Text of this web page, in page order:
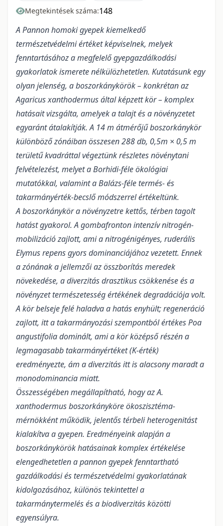
Megtekintések száma:148
A Pannon homoki gyepek kiemelkedő
természetvédelmi értéket képviselnek, melyek
fenntartásához a megfelelő gyepgazdálkodási
gyakorlatok ismerete nélkülözhetetlen. Kutatásunk egy
olyan jelenség, a boszorkánykörök – konkrétan az
Agaricus xanthodermus által képzett kör – komplex
hatásait vizsgálta, amelyek a talajt és a növényzetet
egyaránt átalakítják. A 14 m átmérőjű boszorkánykör
különböző zónáiban összesen 288 db, 0,5m × 0,5 m
területű kvadráttal végeztünk részletes növénytani
felvételezést, melyet a Borhidi-féle ökológiai
mutatókkal, valamint a Balázs-féle termés- és
takarmányérték-becslő módszerrel értékeltünk.
A boszorkánykör a növényzetre kettős, térben tagolt
hatást gyakorol. A gombafronton intenzív nitrogén-
mobilizáció zajlott, ami a nitrogénigényes, ruderális
Elymus repens gyors dominanciájához vezetett. Ennek
a zónának a jellemzői az összborítás meredek
növekedése, a diverzitás drasztikus csökkenése és a
növényzet természetesség értékének degradációja volt.
A kör belseje felé haladva a hatás enyhült; regeneráció
zajlott, itt a takarmányozási szempontból értékes Poa
angustifolia dominált, ami a kör középső részén a
legmagasabb takarmányértéket (K-érték)
eredményezte, ám a diverzitás itt is alacsony maradt a
monodominancia miatt.
Összességében megállapítható, hogy az A.
xanthodermus boszorkányköre ökoszisztéma-
mérnökként működik, jelentős térbeli heterogenitást
kialakítva a gyepen. Eredményeink alapján a
boszorkánykörök hatásainak komplex értékelése
elengedhetetlen a pannon gyepek fenntartható
gazdálkodási és természetvédelmi gyakorlatának
kidolgozásához, különös tekintettel a
takarmánytermelés és a biodiverzitás közötti
egyensúlyra.